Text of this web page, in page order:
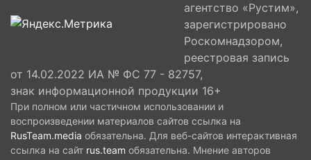
агентство «Рустим»,
зарегистрировано
Роскомнадзором,
реестровая запись
от 14.02.2022 ИА № ФС 77 - 82757,
знак информационной продукции 16+
При полном или частичном использовании и
воспроизведении материалов сайтов ссылка на
RusTeam.media обязательна. Для веб-сайтов интерактивная
ссылка на сайт rus.team обязательна. Мнение авторов